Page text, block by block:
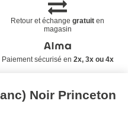
Retour et échangegratuit en
magasin
Paiement sécurisé en 2x, 3x ou 4x
Noir Princeton